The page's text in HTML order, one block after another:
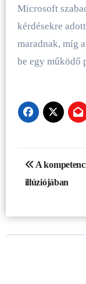
Microsoft
kérdésekre
maradnak, míg
be egy működő
navigáció
A
illúziójában